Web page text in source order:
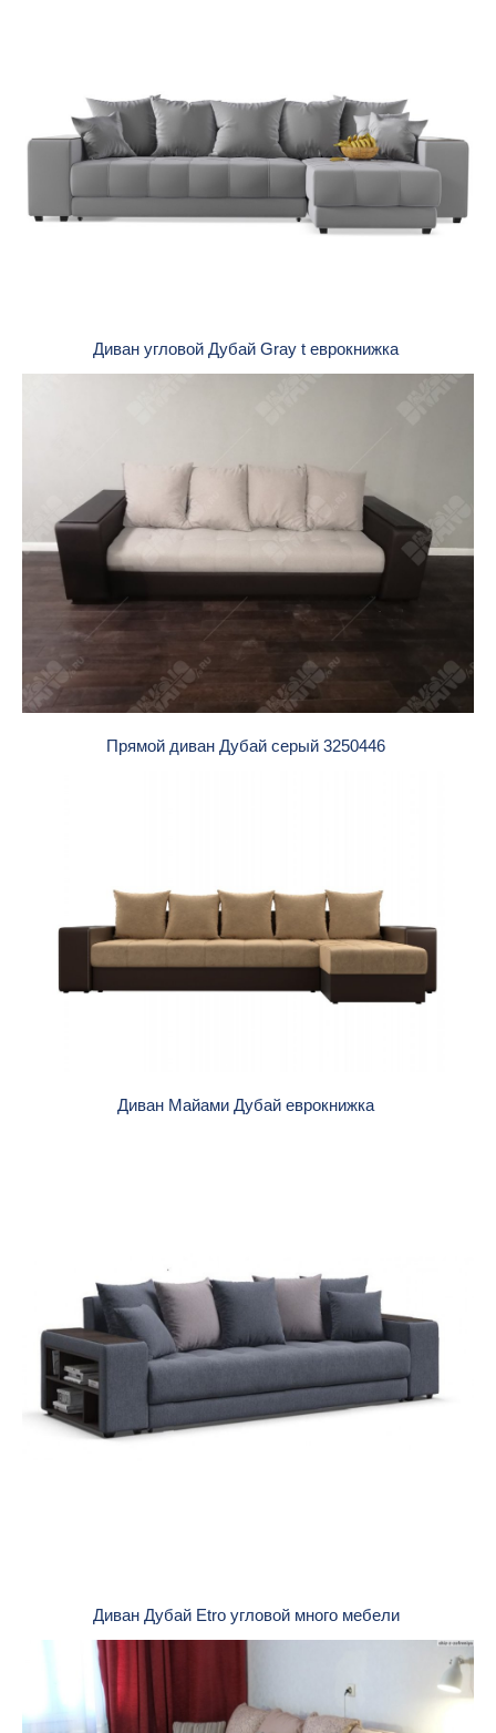
Диван угловой Дубай Gray t еврокнижка
Прямой диван Дубай серый 3250446
Диван Майами Дубай еврокнижка
Диван Дубай Etro угловой много мебели